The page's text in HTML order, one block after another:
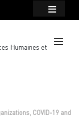
Humaines et
COVID-19 and